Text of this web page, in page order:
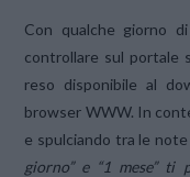
Con qualche giorno
controllare sul portale
reso disponibile al
browser WWW. In
e spulciando tra le
giorno” e “1 mese” ti